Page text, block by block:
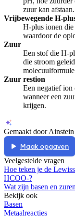
zuur kan afstaan.
Vrijbewegende H-
H-plus ionen
waardoor de
Zuur
Een stof die H-
die stroom
Zuur restion
Een negatief
wanneer een
krijgen.
Gemaakt door Ainstein
Maak opgaven
Veelgestelde vragen
Hoe teken je de
HCOO-?
Wat zijn basen en
Bekijk ook
Basen
Metaalreacties